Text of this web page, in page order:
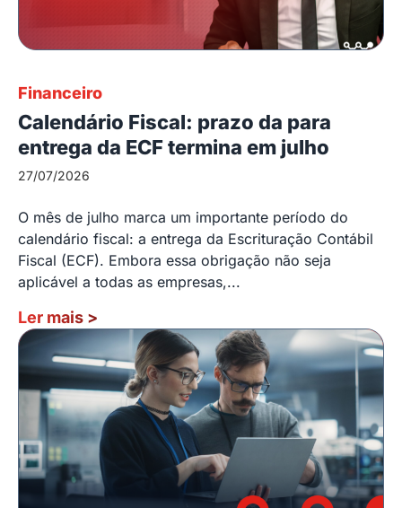
Financeiro
Calendário Fiscal: prazo da para
entrega da ECF termina em julho
27/07/2026
O mês de julho marca um importante período do
calendário fiscal: a entrega da Escrituração Contábil
Fiscal (ECF). Embora essa obrigação não seja
aplicável a todas as empresas,...
Ler mais >